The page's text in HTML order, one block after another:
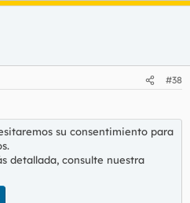
#38
su consentimiento para
detallada, consulte nuestra